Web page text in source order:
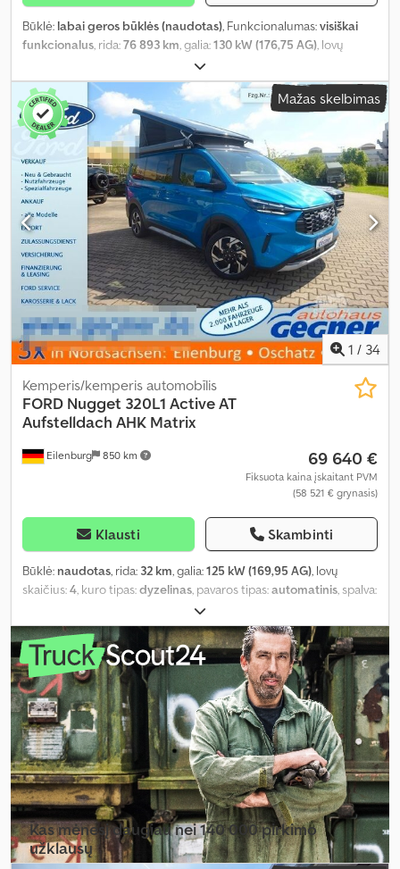
Būklė: labai geros būklės (naudotas), Funkcionalumas:visiškai
funkcionalus , rida:76 893 km , galia:130 kW (176,75 AG) , lovų
, sėdimų vietų skaičius:4
tipas:automatinis, spalva:balta, bendras ilgis:5 990 mm, bendras
plotis:2 040 mm , bendras aukštis:2 960 mm, ašių konfigūracija:2
ašys, emisijos klasė:Euro 6, kuro bako talpa: 75 l
3 500 kg
, tuščias svoris: 2 500 kg, vairuotojo vairo padėtis:
ankstesnių savininkų skaičius:1, Gamybos metai:2023,
mašinos/transporto priemonės numeris:WV1ZZZSY0P9053409,
Įranga:ABS, automobilio registracija, autonominis šildytuvas,
centrinis užraktas, dušas, elektroninė stabilumo programa
(ESP), kėlimo lova, naudoto automobilio garantija, oro
kondicionavimas, oro pagalvė, pilna techninės priežiūros
istorija, priešrūkiniai žibintai, vairo stiprintuvas, vidurinė sėdynių
išdėstymo schema, viengulė lova, viengulės lovos, virtuvė
transporto priemonėje, visų sezonų padangos, vonios
kambarys ,
Mažas skelbimas
1 / 34
Eilenburg 850 km
Kemperis/kemperis automobīlis
FORD Nugget 320L1 Active AT
Aufstelldach AHK Matrix
69 640 €
Fiksuota kaina įskaitant PVM
(58 521 € grynasis)
Klausti Skambinti
Būklė: naudotas, rida: 32 km, galia:125 kW (169,95 AG), lovų
skaičius:4, kuro tipas:dyzelinas, pavaros tipas:automatinis, spalva:
08/2026
bendras plotis:2 275 mm, bendras aukštis:2 065 mm, ašių
konfigūracija:2 ašys , bendras svoris:3 300 kg, Įranga:ABS,
autonominis šildytuvas, centrinis užraktas, elektroninė
stabilumo programa (ESP), naudoto automobilio garantija,
navigacijos sistema, oro kondicionavimas, suodžių filtras
Kas mėnesį daugiau nei 140 000 pirkimo
užklausų